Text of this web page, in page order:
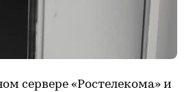
сервере «Ростелекома» и